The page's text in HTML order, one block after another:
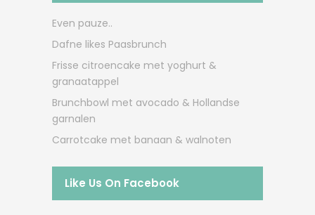
Even pauze..
Dafne likes Paasbrunch
Frisse citroencake met yoghurt &
granaatappel
Brunchbowl met avocado & Hollandse
garnalen
Carrotcake met banaan & walnoten
Like Us On Facebook